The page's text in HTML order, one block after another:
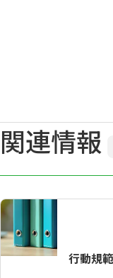
関連情報
行動規